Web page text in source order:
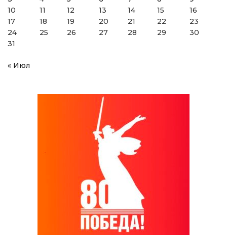
10
11 12 13 14 15
16
17
18 19 20 21 22
23
24
25 26 27 28 29
30
31
« Июл